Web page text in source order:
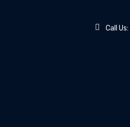
Call Us: